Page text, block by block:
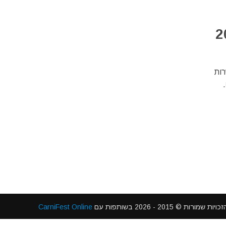
2015 - 2026 בשותפות עם CarniFest Online